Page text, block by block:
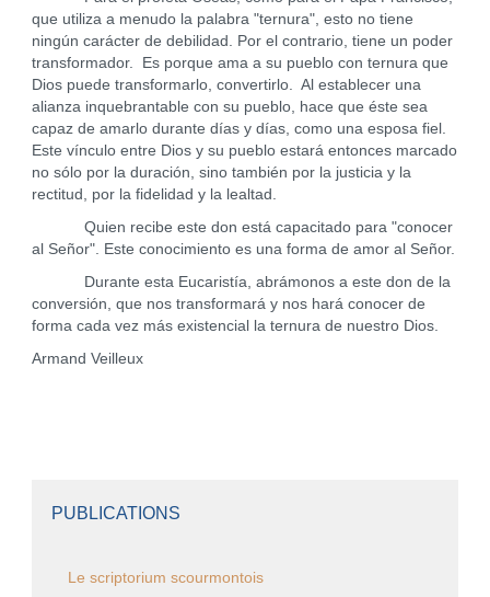
que utiliza a menudo la palabra "ternura", esto no tiene
ningún carácter de debilidad. Por el contrario, tiene un poder
transformador. Es porque ama a su pueblo con ternura que
Dios puede transformarlo, convertirlo. Al establecer una
alianza inquebrantable con su pueblo, hace que éste sea
capaz de amarlo durante días y días, como una esposa fiel.
Este vínculo entre Dios y su pueblo estará entonces marcado
no sólo por la duración, sino también por la justicia y la
rectitud, por la fidelidad y la lealtad.
Quien recibe este don está capacitado para "conocer
al Señor". Este conocimiento es una forma de amor al Señor.
Durante esta Eucaristía, abrámonos a este don de la
conversión, que nos transformará y nos hará conocer de
forma cada vez más existencial la ternura de nuestro Dios.
Armand Veilleux
PUBLICATIONS
Le scriptorium scourmontois